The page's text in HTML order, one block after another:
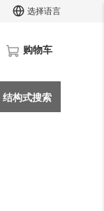
选择语言
购物车
结构式搜索